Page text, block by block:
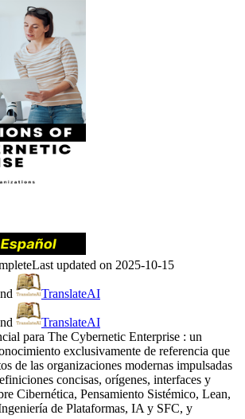
Last updated on 2025-10-15
TranslateAI
TranslateAI
para The Cybernetic Enterprise : un
exclusivamente de referencia que
de las organizaciones modernas impulsadas
concisas, orígenes, interfaces y
Cibernética, Pensamiento Sistémico, Lean,
de Plataformas, IA y SFC, y